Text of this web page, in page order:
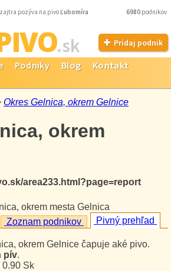
pozýva na pivo Ľubomíra 6980 podnikov
.sk Pridaj podnik
Podniky Blog
Kontakt
Okres Gelnica, okrem Gelnice
okrem
area233.html?page=report
okrem mesta Gelnica
Pivný prehľad
Zoznam podnikov
okrem Gelnice čapuje aké pivo.
pív.
0.90 Sk